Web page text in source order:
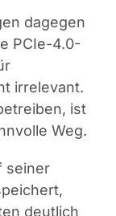
dagegen
PCIe-4.0-
irrelevant.
ist
Weg.
seiner
deutlich